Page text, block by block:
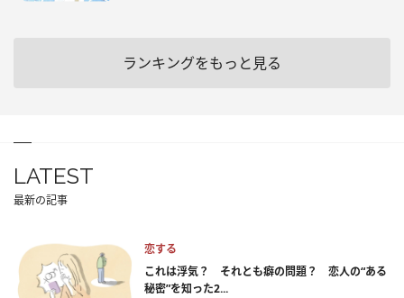
ランキングをもっと見る
LATEST
最新の記事
恋する
これは浮気？ それとも癖の問題？ 恋人の“ある
秘密”を知った2...